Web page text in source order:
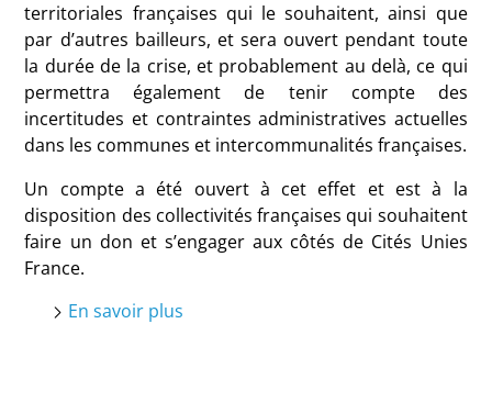
territoriales françaises qui le souhaitent, ainsi que
par d’autres bailleurs, et sera ouvert pendant toute
la durée de la crise, et probablement au delà, ce qui
permettra également de tenir compte des
incertitudes et contraintes administratives actuelles
dans les communes et intercommunalités françaises.
Un compte a été ouvert à cet effet et est à la
disposition des collectivités françaises qui souhaitent
faire un don et s’engager aux côtés de Cités Unies
France.
En savoir plus